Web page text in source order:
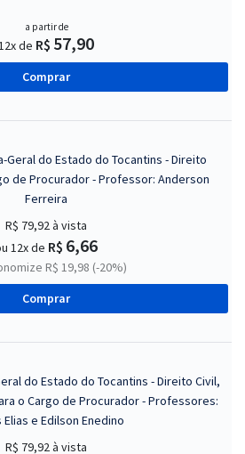
a partir de
de R$ 57,90
Comprar
Geral do Estado do Tocantins - Direito
de Procurador - Professor: Anderson
Ferreira
R$ 79,92à vista
12x de R$ 6,66
R$ 19,98 (-20%)
Comprar
do Estado do Tocantins - Direito Civil,
o Cargo de Procurador - Professores:
Elias e Edilson Enedino
R$ 79,92à vista